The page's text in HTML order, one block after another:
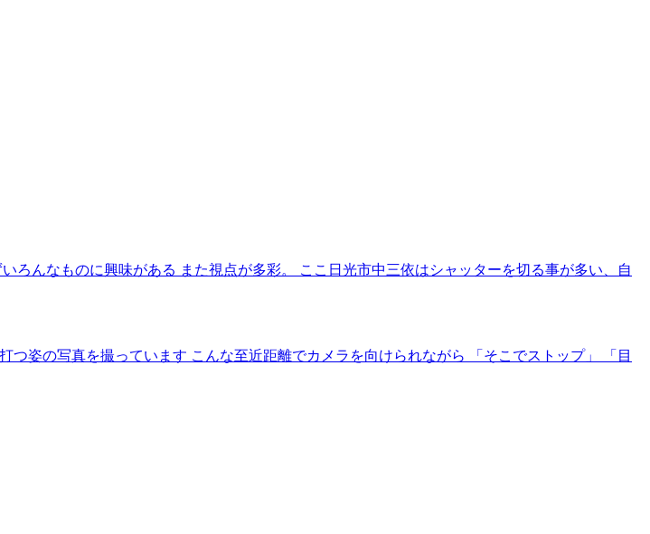
ろんなものに興味がある また視点が多彩。 ここ日光市中三依はシャッターを切る事が多い、自
姿の写真を撮っています こんな至近距離でカメラを向けられながら 「そこでストップ」 「目